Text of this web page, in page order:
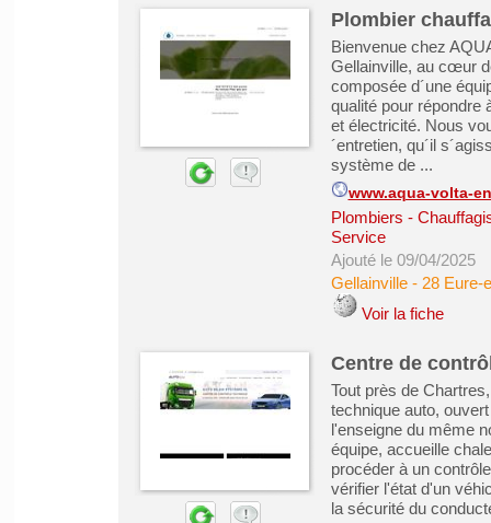
Plombier
Bienvenue chez
Gellainville, au cœur
composée d´une
qualité pour répondre
et électricité. Nous
´entretien, qu´il
système de ...
www.aqua-volta-
Plombiers -
Service
Ajouté le 09/04/2025
Gellainville- 28 Eure-
Voir la fiche
Centre de
Tout près de
technique auto,
l'enseigne du même
équipe, accueille
procéder à un
vérifier l'état d'un
la sécurité du